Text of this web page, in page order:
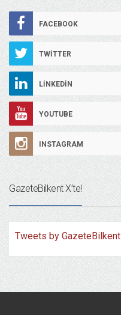
FACEBOOK
TWITTER
LINKEDIN
YOUTUBE
INSTAGRAM
GazeteBilkent X’te!
Tweets by GazeteBilkent